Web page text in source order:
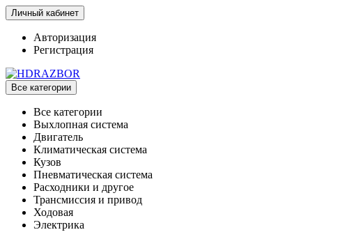
Личный кабинет
Авторизация
Регистрация
Все категории
Все категории
Выхлопная система
Двигатель
Климатическая система
Кузов
Пневматическая система
Расходники и другое
Трансмиссия и привод
Ходовая
Электрика